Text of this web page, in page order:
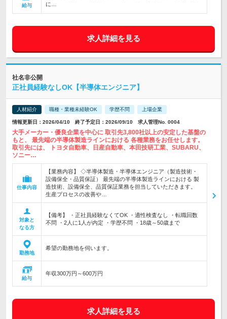
給与
に…
求人詳細を見る
社名非公開
正社員経験なしOK【半導体エンジニア】
人材紹介 職種・業種未経験OK 学歴不問 上場企業
情報更新日：2026/04/10 終了予定日：2026/09/10 求人管理No. 0004
大手メーカー・優良企業を中心に 取引先3,800社以上の安定した基盤の
もと、 最先端の半導体製造ラインにおける 各種業務をお任せします。
取引先には、 トヨタ自動車、日産自動車、本田技研工業、SUBARU、
ソニー…
仕事内容
【業務内容】 ◇半導体製造・半導体エンジニア（製造技術・
設備保全・品質保証） 最先端の半導体製造ラインにおける 製
造技術、設備保全、品質保証業務を担当していただきます。
生産プロセスの改善や…
対象と
なる方
【備考】 ・正社員経験なくてOK ・適性検査なし ・転職回数
不問 ・2人に1人が内定 ・学歴不問 ・18歳～50歳まで
勤務地
希望の勤務地を伺います。
給与
年収300万円～600万円
求人詳細を見る